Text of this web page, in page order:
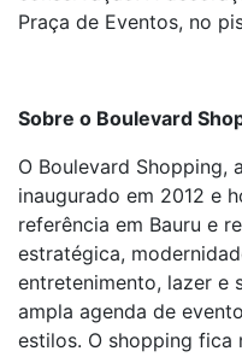
Praça de Eventos, no
Sobre o Boulevard
O Boulevard Shopping,
inaugurado em 2012 e
referência em Bauru e
estratégica,
entretenimento, lazer e
ampla agenda de
estilos. O shopping fica